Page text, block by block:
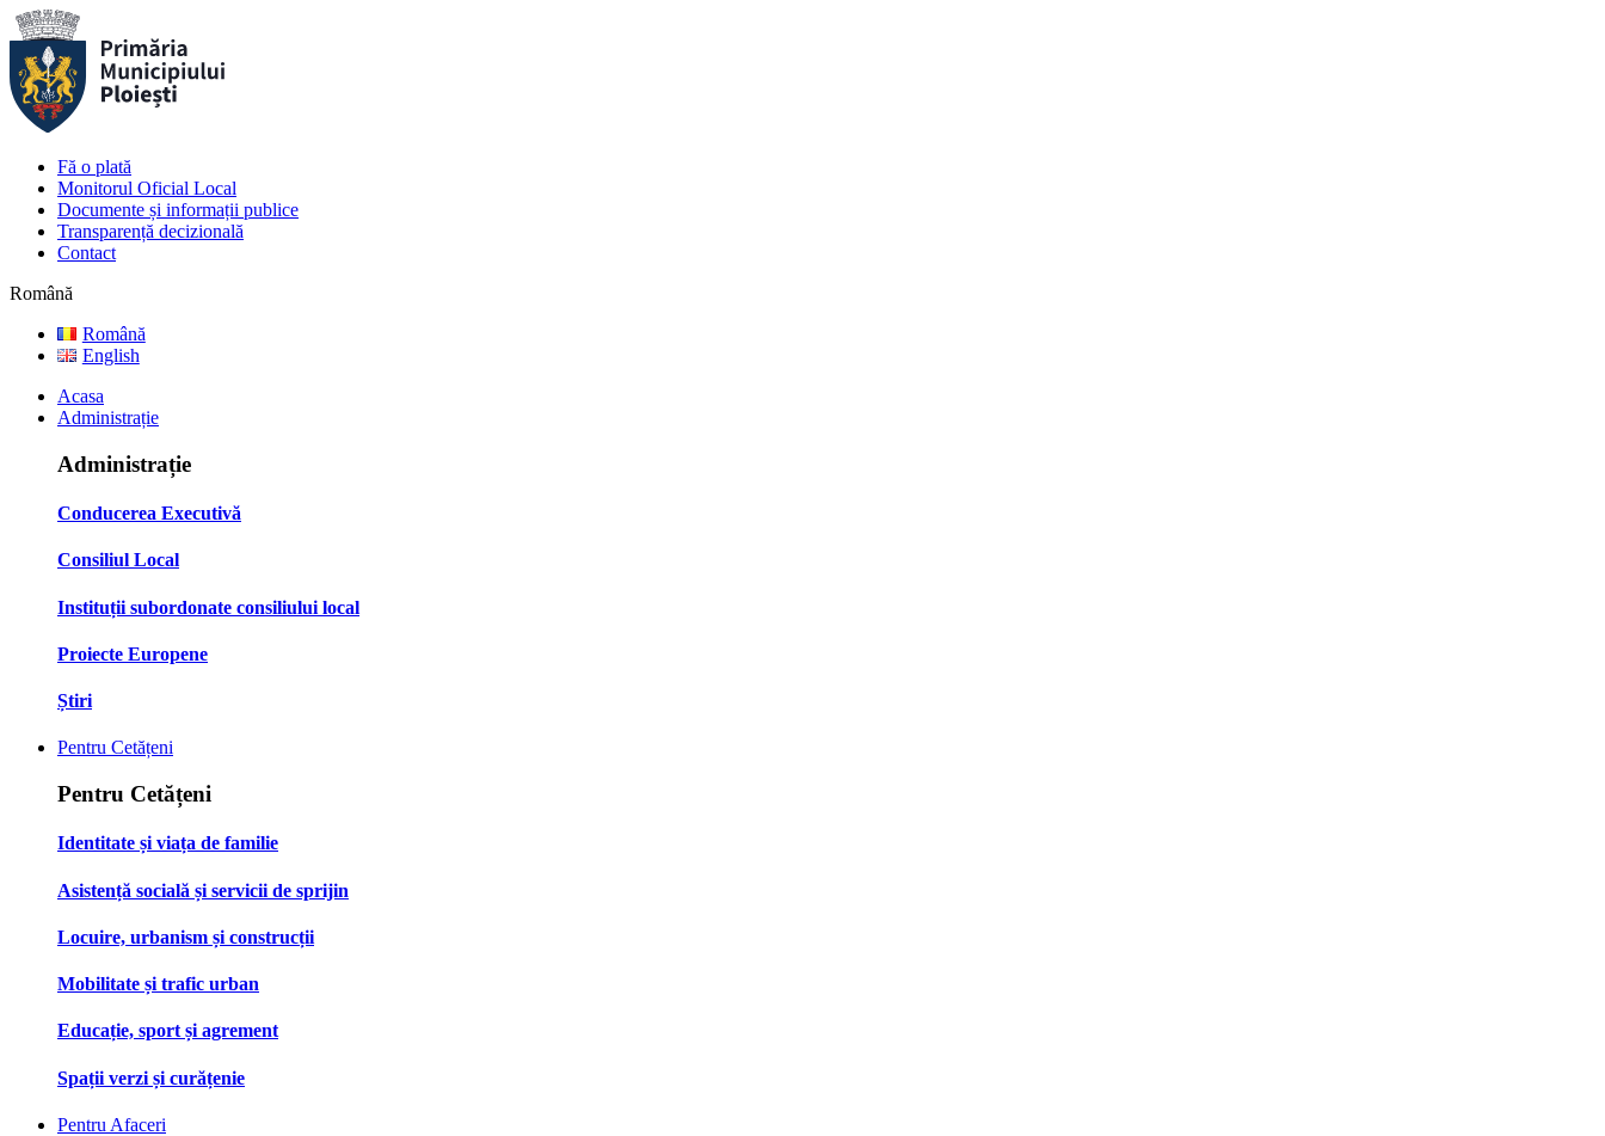
Fă o plată
Monitorul Oficial Local
Documente și informații publice
Transparență decizională
Contact
Română
Română
English
Acasa
Administrație
Administrație
Conducerea Executivă
Consiliul Local
Instituții subordonate consiliului local
Proiecte Europene
Știri
Pentru Cetățeni
Pentru Cetățeni
Identitate și viața de familie
Asistență socială și servicii de sprijin
Locuire, urbanism și construcții
Mobilitate și trafic urban
Educație, sport și agrement
Spații verzi și curățenie
Pentru Afaceri